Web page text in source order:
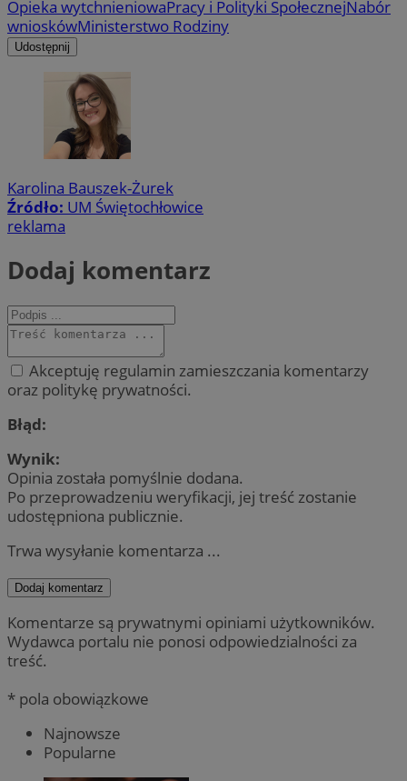
Opieka wytchnieniowaPracy i Polityki SpołecznejNabór
wnioskówMinisterstwo Rodziny
Udostępnij
Karolina Bauszek-Żurek
Źródło: UM Świętochłowice
reklama
Dodaj komentarz
Akceptuję regulamin zamieszczania komentarzy
oraz politykę prywatności.
Błąd:
Wynik:
Opinia została pomyślnie dodana.
Po przeprowadzeniu weryfikacji, jej treść zostanie
udostępniona publicznie.
Trwa wysyłanie komentarza ...
Dodaj komentarz
Komentarze są prywatnymi opiniami użytkowników.
Wydawca portalu nie ponosi odpowiedzialności za
treść.
* pola obowiązkowe
Najnowsze
Popularne